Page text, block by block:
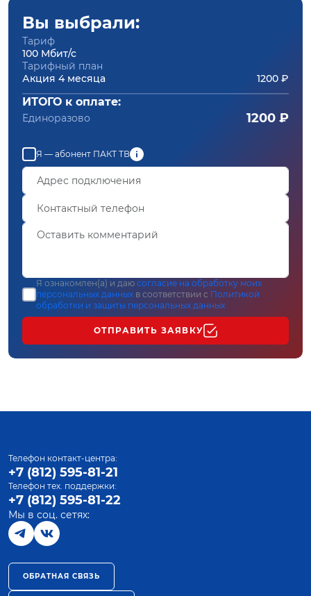
Вы выбрали:
Тариф
100 Мбит/с
Тарифный план
Акция 4 месяца
1200 ₽
ИТОГО к оплате:
Единоразово 1200 ₽
Я — абонент ПАКТ ТВ
Я ознакомлен(а) и даю согласие на обработку моих
персональных данных в соответствии с Политикой
обработки и защиты персональных данных
ОТПРАВИТЬ ЗАЯВКУ
Телефон контакт-центра:
+7 (812) 595-81-21
Телефон тех. поддержки:
+7 (812) 595-81-22
Мы в соц. сетях:
ОБРАТНАЯ СВЯЗЬ